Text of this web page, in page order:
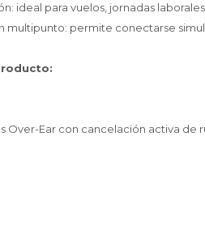
ideal para vuelos, jornadas
multipunto: permite conectarse
Over-Ear con cancelación activa de